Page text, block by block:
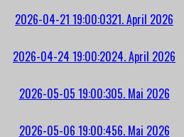
2026-04-21 19:00:0321. April 2026
2026-04-24 19:00:2024. April 2026
2026-05-05 19:00:305. Mai 2026
2026-05-06 19:00:456. Mai 2026